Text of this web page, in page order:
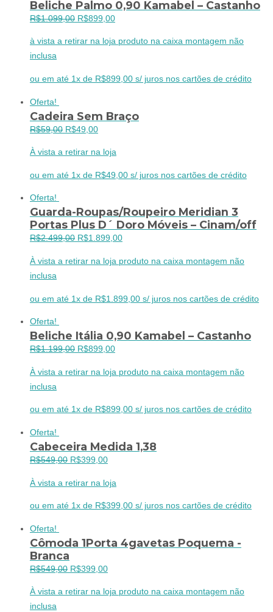
Beliche Palmo 0,90 Kamabel – Castanho
R$1.099,00 O
original
R$1.099,00.
R$899,00O
atual
R$899,00.
à vista a retirar na loja produto na caixa montagem não
inclusa
ou em até 1x de R$899,00 s/ juros nos cartões de crédito
Oferta!
Cadeira Sem Braço
R$59,00 O
original
era:
R$49,00O
atual
é:
À vista a retirar na loja
ou em até 1x de R$49,00 s/ juros nos cartões de crédito
Oferta!
Guarda-Roupas/Roupeiro Meridian 3
Portas Plus D´ Doro Móveis – Cinam/off
R$2.499,00 O
original
R$2.499,00.
R$1.899,00O
atual
R$1.899,00.
À vista a retirar na loja produto na caixa montagem não
inclusa
ou em até 1x de R$1.899,00 s/ juros nos cartões de crédito
Oferta!
Beliche Itália 0,90 Kamabel – Castanho
R$1.199,00 O
original
R$1.199,00.
R$899,00O
atual
R$899,00.
À vista a retirar na loja produto na caixa montagem não
inclusa
ou em até 1x de R$899,00 s/ juros nos cartões de crédito
Oferta!
Cabeceira Medida 1,38
R$549,00 O
original
era:
R$399,00O
atual
é:
À vista a retirar na loja
ou em até 1x de R$399,00 s/ juros nos cartões de crédito
Oferta!
Cômoda 1Porta 4gavetas Poquema -
Branca
R$549,00 O
original
R$399,00O
atual
À vista a retirar na loja produto na caixa montagem não
inclusa